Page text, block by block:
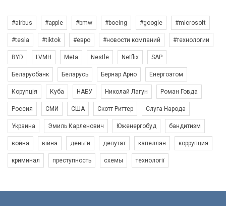
#airbus #apple #bmw #boeing #google #microsoft
#tesla #tiktok #евро #новости компаний #технологии
BYD LVMH Meta Nestle Netflix SAP
Беларусбанк Беларусь Бернар Арно Енергоатом
Корупція Куба НАБУ Николай Лагун Роман Говда
Россия СМИ США Скотт Риттер Слуга Народа
Украина Эмиль Карленович Юженергобуд бандитизм
война війна деньги депутат капеллан коррупция
криминал преступность схемы технології